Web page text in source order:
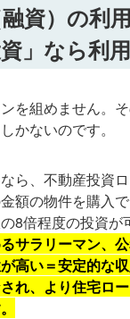
資）の利
」なら利
を組めません。
かないのです。
ら、不動産投資
額の物件を購入
8倍程度の投資が
サラリーマン、
高い＝安定的な
れ、より住宅ロ